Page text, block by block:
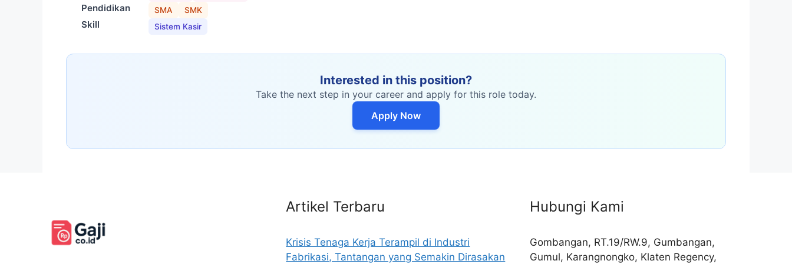
Pendidikan SMA SMK
Skill Sistem Kasir
Interested in this position?
Take the next step in your career and apply for this role today.
Apply Now
Artikel Terbaru
Krisis Tenaga Kerja Terampil di Industri
Fabrikasi, Tantangan yang Semakin Dirasakan
Hubungi Kami
Gombangan, RT.19/RW.9, Gumbangan,
Gumul, Karangnongko, Klaten Regency,